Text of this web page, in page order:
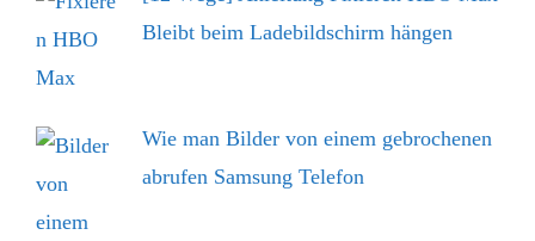
Bleibt beim Ladebildschirm hängen
Wie man Bilder von einem gebrochenen
abrufen Samsung Telefon